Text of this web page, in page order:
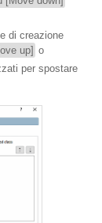
di creazione
up] o
per spostare